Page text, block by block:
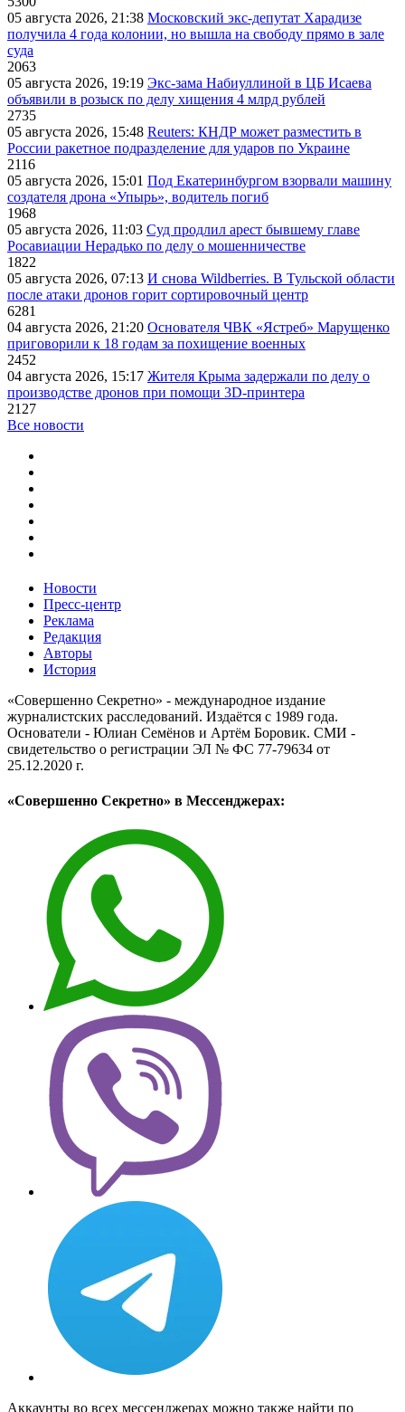
05 августа 2026, 21:38 Московский экс-депутат Харадизе
получила 4 года колонии, но вышла на свободу прямо в зале
суда
2063
05 августа 2026, 19:19 Экс-зама Набиуллиной в ЦБ Исаева
объявили в розыск по делу хищения 4 млрд рублей
2735
05 августа 2026, 15:48 Reuters: КНДР может разместить в
России ракетное подразделение для ударов по Украине
2116
05 августа 2026, 15:01 Под Екатеринбургом взорвали машину
создателя дрона «Упырь», водитель погиб
1968
05 августа 2026, 11:03 Суд продлил арест бывшему главе
Росавиации Нерадько по делу о мошенничестве
1822
05 августа 2026, 07:13 И снова Wildberries. В Тульской области
после атаки дронов горит сортировочный центр
6281
04 августа 2026, 21:20 Основателя ЧВК «Ястреб» Марущенко
приговорили к 18 годам за похищение военных
2452
04 августа 2026, 15:17 Жителя Крыма задержали по делу о
производстве дронов при помощи 3D‑принтера
2127
Все новости
Новости
Пресс-центр
Реклама
Редакция
Авторы
История
«Совершенно Секретно» - международное издание
журналистских расследований. Издаётся с 1989 года.
Основатели - Юлиан Семёнов и Артём Боровик. CМИ -
свидетельство о регистрации ЭЛ № ФС 77-79634 от
25.12.2020 г.
«Совершенно Секретно» в Мессенджерах:
Аккаунты во всех мессенджерах можно также найти по